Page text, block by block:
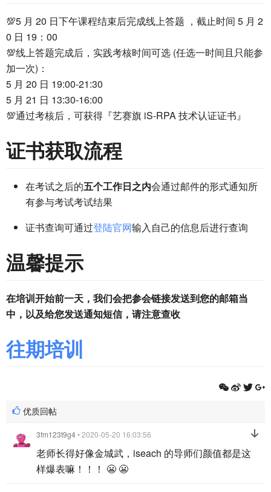
💯5 月 20 日下午课程结束后完成线上答题 ，截止时间 5 月 2
0 日 19：00
💯线上答题完成后，实践考核时间可选 (任选一时间且只能参
加一次)：
5 月 20 日 19:00-21:30
5 月 21 日 13:30-16:00
💯通过考核后，可获得『艺赛旗 iS-RPA 技术认证证书』
证书获取流程
在考试之后的五个工作日之内会通过邮件的形式通知所
有参与考试考试结果
证书查询可通过登陆官网输入自己的信息后进行查询
温馨提示
在培训开始前一天，我们会把参会链接发送到您的邮箱当
中，以及给您发送通知短信，请注意查收
往期培训
优质回帖
3fm123t9g4• 2020-05-20 16:03:56
老师长得好像金城武，iseach 的导师们颜值都是这
样爆表嘛！！！ 😬 😬